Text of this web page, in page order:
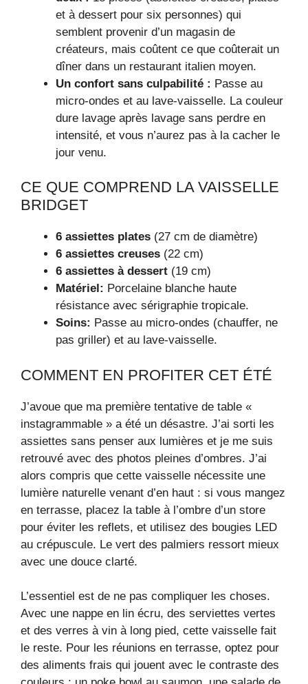
et à dessert pour six personnes) qui
semblent provenir d’un magasin de
créateurs, mais coûtent ce que coûterait un
dîner dans un restaurant italien moyen.
Un confort sans culpabilité : Passe au
micro-ondes et au lave-vaisselle. La couleur
dure lavage après lavage sans perdre en
intensité, et vous n’aurez pas à la cacher le
jour venu.
CE QUE COMPREND LA VAISSELLE
BRIDGET
6 assiettes plates (27 cm de diamètre)
6 assiettes creuses (22 cm)
6 assiettes à dessert (19 cm)
Matériel: Porcelaine blanche haute
résistance avec sérigraphie tropicale.
Soins: Passe au micro-ondes (chauffer, ne
pas griller) et au lave-vaisselle.
COMMENT EN PROFITER CET ÉTÉ
J’avoue que ma première tentative de table «
instagrammable » a été un désastre. J’ai sorti les
assiettes sans penser aux lumières et je me suis
retrouvé avec des photos pleines d’ombres. J’ai
alors compris que cette vaisselle nécessite une
lumière naturelle venant d’en haut : si vous mangez
en terrasse, placez la table à l’ombre d’un store
pour éviter les reflets, et utilisez des bougies LED
au crépuscule. Le vert des palmiers ressort mieux
avec une douce clarté.
L’essentiel est de ne pas compliquer les choses.
Avec une nappe en lin écru, des serviettes vertes
et des verres à vin à long pied, cette vaisselle fait
le reste. Pour les réunions en terrasse, optez pour
des aliments frais qui jouent avec le contraste des